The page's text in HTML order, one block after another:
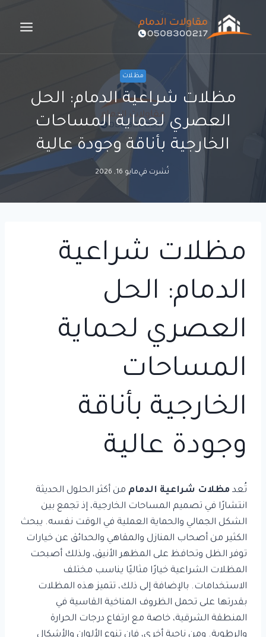
مظلات
مظلات شراعية الدمام: الحل
العصري لحماية المساحات
الخارجية بأناقة وجودة عالية
نُشرت فيمايو 16, 2026
مظلات شراعية
الدمام: الحل
العصري لحماية
المساحات
الخارجية بأناقة
وجودة عالية
تُعد مظلات شراعية الدمام من أكثر الحلول الحديثة
انتشارًا في تصميم المساحات الخارجية، إذ تجمع بين
الشكل الجمالي والحماية العملية في الوقت نفسه. يبحث
الكثير من أصحاب المنازل والمقاهي والحدائق عن خيارات
توفر الظل وتحافظ على المظهر الأنيق، ولذلك أصبحت
المظلات الشراعية خيارًا مثاليًا يناسب مختلف
الاستخدامات. بالإضافة إلى ذلك، تتميز هذه المظلات
بقدرتها على تحمل الظروف المناخية القاسية في
المنطقة الشرقية، خاصة مع ارتفاع درجات الحرارة
والرطوبة. ومن ناحية أخرى، فإن تنوع الألوان والأشكال